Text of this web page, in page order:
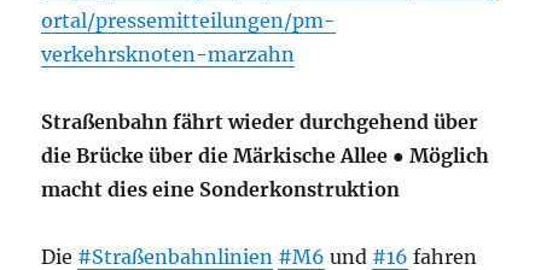
ortal/pressemitteilungen/pm-
verkehrsknoten-marzahn
Straßenbahn fährt wieder durchgehend über
die Brücke über die Märkische Allee ● Möglich
macht dies eine Sonderkonstruktion
Die #Straßenbahnlinien #M6 und #16 fahren